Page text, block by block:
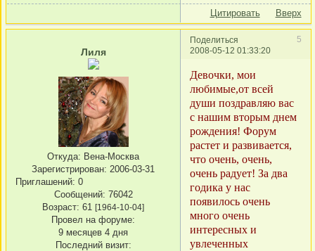
Цитировать Вверх
Поделиться
5
2008-05-12 01:33:20
Лиля
Откуда: Вена-Москва
Зарегистрирован: 2006-03-31
Приглашений: 0
Сообщений: 76042
Возраст: 61 [1964-10-04]
Провел на форуме:
9 месяцев 4 дня
Последний визит:
Девочки, мои
любимые,от всей
души поздравляю вас
с нашим вторым днем
рождения! Форум
растет и развивается,
что очень, очень,
очень радует! За два
годика у нас
появилось очень
много очень
интересных и
увлеченных